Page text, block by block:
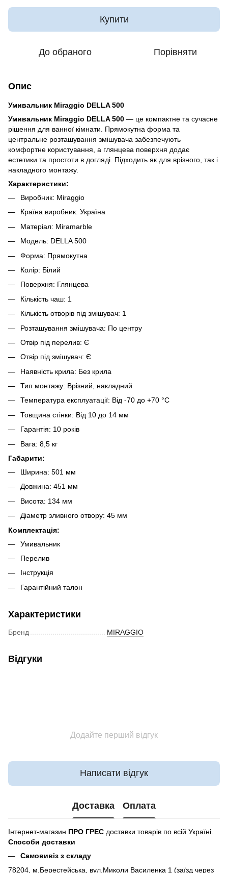
Купити
До обраного Порівняти
Опис
Умивальник Miraggio DELLA 500
Умивальник Miraggio DELLA 500 — це компактне та сучасне
рішення для ванної кімнати. Прямокутна форма та
центральне розташування змішувача забезпечують
комфортне користування, а глянцева поверхня додає
естетики та простоти в догляді. Підходить як для врізного, так і
накладного монтажу.
Характеристики:
Виробник: Miraggio
Країна виробник: Україна
Матеріал: Miramarble
Модель: DELLA 500
Форма: Прямокутна
Колір: Білий
Поверхня: Глянцева
Кількість чаш: 1
Кількість отворів під змішувач: 1
Розташування змішувача: По центру
Отвір під перелив: Є
Отвір під змішувач: Є
Наявність крила: Без крила
Тип монтажу: Врізний, накладний
Температура експлуатації: Від -70 до +70 °C
Товщина стінки: Від 10 до 14 мм
Гарантія: 10 років
Вага: 8,5 кг
Габарити:
Ширина: 501 мм
Довжина: 451 мм
Висота: 134 мм
Діаметр зливного отвору: 45 мм
Комплектація:
Умивальник
Перелив
Інструкція
Гарантійний талон
Характеристики
Бренд MIRAGGIO
Відгуки
Додайте перший відгук
Написати відгук
Доставка Оплата
Інтернет-магазин ПРО ГРЕС доставки товарів по всій Україні.
Способи доставки
Самовивіз з складу
78204, м.Берестейська, вул.Миколи Василенка 1 (заїзд через